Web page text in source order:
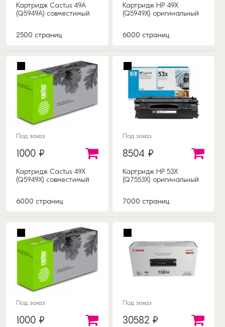
Картридж Cactus 49A
(Q5949A) совместимый
2500 страниц
Картридж HP 49X
(Q5949X) оригинальный
6000 страниц
Под заказ
1000 ₽
Картридж Cactus 49X
(Q5949X) совместимый
6000 страниц
Под заказ
8504 ₽
Картридж HP 53X
(Q7553X) оригинальный
7000 страниц
Под заказ
1000 ₽
Под заказ
30582 ₽